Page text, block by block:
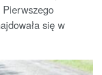
Pierwszego
się w